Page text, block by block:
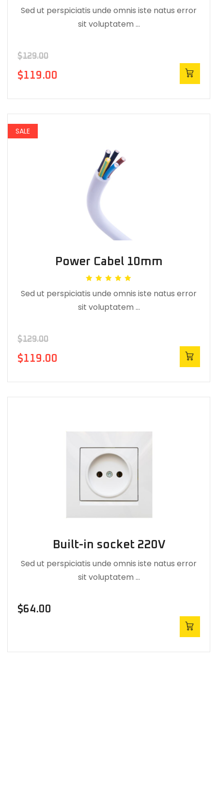
Sed ut perspiciatis unde omnis iste natus error
sit voluptatem …
$129.00
$119.00
SALE
Power Cabel 10mm
5.00
Sed ut perspiciatis unde omnis iste natus error
sit voluptatem …
$129.00
$119.00
Built-in socket 220V
Sed ut perspiciatis unde omnis iste natus error
sit voluptatem …
$64.00